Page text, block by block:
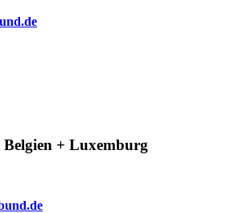
+ Luxemburg